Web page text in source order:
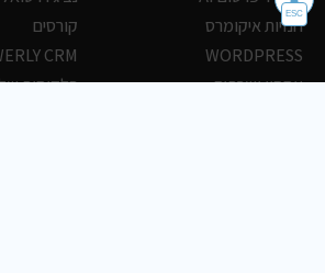
חנויות איקומרס
WORDPRESS
אחסון ושרתים
קורסים
CRM
הלקוחות